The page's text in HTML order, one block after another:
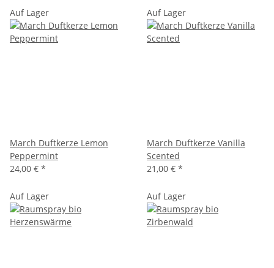
Auf Lager
March Duftkerze Lemon
Peppermint
24,00 € *
Auf Lager
March Duftkerze Vanilla
Scented
21,00 € *
Auf Lager Auf Lager